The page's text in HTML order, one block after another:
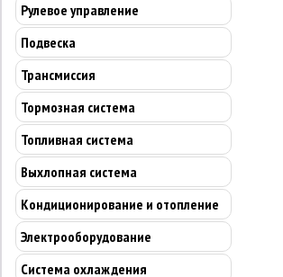
Рулевое управление
Подвеска
Трансмиссия
Тормозная система
Топливная система
Выхлопная система
Кондиционирование и отопление
Электрооборудование
Система охлаждения